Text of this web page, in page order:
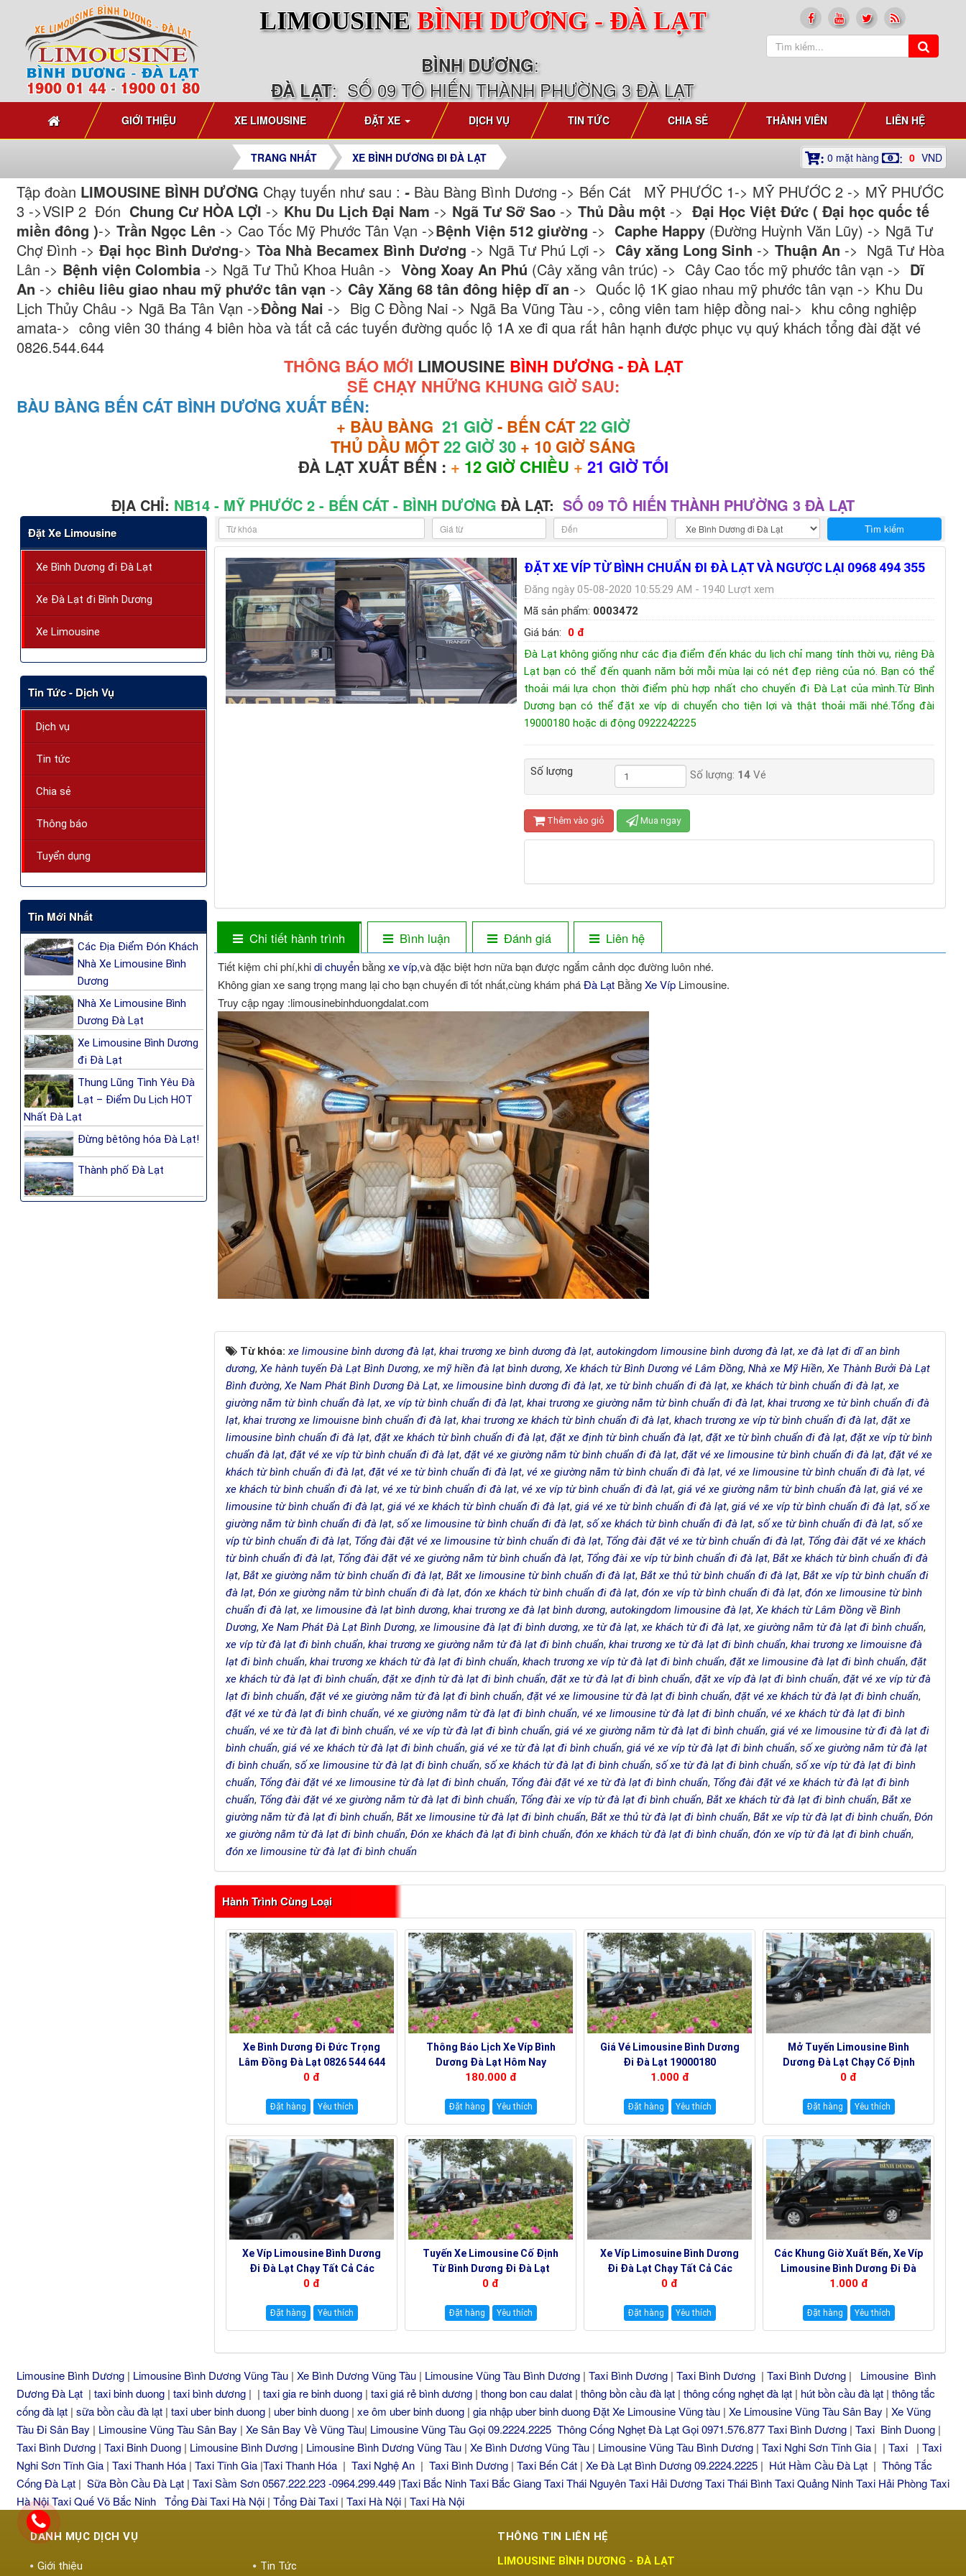
LIMOUSINEBÌNH DƯƠNG - ĐÀ LẠT
BÌNH DƯƠNG:
ĐÀ LẠT: SỐ 09 TÔ HIẾN THÀNH PHƯỜNG 3 ĐÀ LẠT
GIỚI THIỆU XE LIMOUSINE ĐẶT XE DỊCH VỤ TIN TỨC CHIA SẺ THÀNH VIÊN LIÊN HỆ
TRANG NHẤT XE BÌNH DƯƠNG ĐI ĐÀ LẠT : 0 mặt hàng : 0 VND
Tập đoàn LIMOUSINE BÌNH DƯƠNG Chạy tuyến như sau : - Bàu Bàng Bình Dương -> Bến Cát MỸ PHƯỚC 1-> MỸ PHƯỚC 2 -> MỸ PHƯỚC
3 ->VSIP 2 Đón Chung Cư HÒA LỢI -> Khu Du Lịch Đại Nam -> Ngã Tư Sỡ Sao -> Thủ Dầu một -> Đại Học Việt Đức ( Đại học quốc tế
miền đông )-> Trần Ngọc Lên -> Cao Tốc Mỹ Phước Tân Vạn ->Bệnh Viện 512 giường -> Caphe Happy (Đường Huỳnh Văn Lũy) -> Ngã Tư
Chợ Đình -> Đại học Bình Dương-> Tòa Nhà Becamex Bình Dương -> Ngã Tư Phú Lợi -> Cây xăng Long Sinh -> Thuận An -> Ngã Tư Hòa
Lân -> Bệnh viện Colombia -> Ngã Tư Thủ Khoa Huân -> Vòng Xoay An Phú (Cây xăng vân trúc) -> Cây Cao tốc mỹ phước tân vạn -> Dĩ
An -> chiêu liêu giao nhau mỹ phước tân vạn -> Cây Xăng 68 tân đông hiệp dĩ an -> Quốc lộ 1K giao nhau mỹ phước tân vạn -> Khu Du
Lịch Thủy Châu -> Ngã Ba Tân Vạn ->Đồng Nai -> Big C Đồng Nai -> Ngã Ba Vũng Tàu ->, công viên tam hiệp đồng nai-> khu công nghiệp
amata-> công viên 30 tháng 4 biên hòa và tất cả các tuyến đường quốc lộ 1A xe đi qua rất hân hạnh được phục vụ quý khách tổng đài đặt vé
0826.544.644
THÔNG BÁO MỚI LIMOUSINE BÌNH DƯƠNG - ĐÀ LẠT
SẼ CHẠY NHỮNG KHUNG GIỜ SAU:
BÀU BÀNG BẾN CÁT BÌNH DƯƠNG XUẤT BẾN:
+ BÀU BÀNG 21 GIỜ- BẾN CÁT22 GIỜ
THỦ DẦU MỘT22 GIỜ 30 + 10 GIỜ SÁNG
ĐÀ LẠT XUẤT BẾN : + 12 GIỜ CHIỀU + 21 GIỜ TỐI
ĐỊA CHỈ: NB14 - MỸ PHƯỚC 2 - BẾN CÁT - BÌNH DƯƠNG ĐÀ LẠT: SỐ 09 TÔ HIẾN THÀNH PHƯỜNG 3 ĐÀ LẠT
ĐẶT XE VÍP TỪ BÌNH CHUẨN ĐI ĐÀ LẠT VÀ NGƯỢC LẠI 0968 494 355
Đăng ngày 05-08-2020 10:55:29 AM - 1940 Lượt xem
Mã sản phẩm: 0003472
Giá bán:
0 đ
Đà Lạt không giống như các địa điểm đến khác du lịch chỉ mang tính thời vụ, riêng Đà
Lạt bạn có thể đến quanh năm bởi mỗi mùa lại có nét đẹp riêng của nó. Bạn có thể
thoải mái lựa chọn thời điểm phù hợp nhất cho chuyến đi Đà Lạt của mình.Từ Bình
Dương bạn có thể đặt xe víp di chuyển cho tiện lợi và thật thoải mãi nhé.Tổng đài
19000180 hoặc di động 0922242225
Số lượng Số lượng: 14 Vé
Thêm vào giỏ Mua ngay
Chi tiết hành trình Bình luận Đánh giá Liên hệ
Tiết kiệm chi phí,khidi chuyểnbằngxe víp,và đặc biệt hơn nữa bạn được ngắm cảnh dọc đường luôn nhé.
Không gian xe sang trọng mang lại cho bạn chuyến đi tốt nhất,cùng khám pháĐà Lạt BằngXe Víp Limousine.
Truy cập ngay :limousinebinhduongdalat.com
Từ khóa:xe limousine bình dương đà lạt,khai trương xe bình dương đà lạt,autokingdom limousine bình dương đà lạt,xe đà lạt đi dĩ an bình
dương,Xe hành tuyến Đà Lạt Bình Dương,xe mỹ hiền đà lạt bình dương,Xe khách từ Bình Dương vé Lâm Đồng,Nhà xe Mỹ Hiền,Xe Thành Bưởi Đà Lạt
Bình đường,Xe Nam Phát Bình Dương Đà Lạt,xe limousine bình dương đi đà lạt,xe từ bình chuẩn đi đà lạt,xe khách từ bình chuẩn đi đà lạt,xe
giường nằm từ bình chuẩn đà lạt,xe víp từ bình chuẩn đi đà lạt,khai trương xe giường nằm từ bình chuẩn đi đà lạt,khai trương xe từ bình chuẩn đi đà
lạt,khai trương xe limouisne bình chuẩn đi đà lạt,khai trương xe khách từ bình chuẩn đi đà lạt,khach trương xe víp từ bình chuẩn đi đà lạt,đặt xe
limousine bình chuẩn đi đà lạt,đặt xe khách từ bình chuẩn đi đà lạt,đặt xe định từ bình chuẩn đà lạt,đặt xe từ bình chuẩn đi đà lạt,đặt xe víp từ bình
chuẩn đà lạt,đặt vé xe víp từ bình chuẩn đi đà lạt,đặt vé xe giường nằm từ bình chuẩn đi đà lạt,đặt vé xe limousine từ bình chuẩn đi đà lạt,đặt vé xe
khách từ bình chuẩn đi đà lạt,đặt vé xe từ bình chuẩn đi đà lạt, vé xe giường nằm từ bình chuẩn đi đà lạt, vé xe limousine từ bình chuẩn đi đà lạt, vé
xe khách từ bình chuẩn đi đà lạt, vé xe từ bình chuẩn đi đà lạt, vé xe víp từ bình chuẩn đi đà lạt,giá vé xe giường nằm từ bình chuẩn đà lạt,giá vé xe
limousine từ bình chuẩn đi đà lạt,giá vé xe khách từ bình chuẩn đi đà lạt,giá vé xe từ bình chuẩn đi đà lạt,giá vé xe víp từ bình chuẩn đi đà lạt,số xe
giường nằm từ bình chuẩn đi đà lạt,số xe limousine từ bình chuẩn đi đà lạt,số xe khách từ bình chuẩn đi đà lạt,số xe từ bình chuẩn đi đà lạt,số xe
víp từ bình chuẩn đi đà lạt, Tổng đài đặt vé xe limousine từ bình chuẩn đi đà lạt, Tổng đài đặt vé xe từ bình chuẩn đi đà lạt, Tổng đài đặt vé xe khách
từ bình chuẩn đi đà lạt, Tổng đài đặt vé xe giường nằm từ bình chuẩn đà lạt, Tổng đài xe víp từ bình chuẩn đi đà lạt,Bắt xe khách từ bình chuẩn đi đà
lạt,Bắt xe giường nằm từ bình chuẩn đi đà lạt,Bắt xe limousine từ bình chuẩn đi đà lạt,Bắt xe thủ từ bình chuẩn đi đà lạt,Bắt xe víp từ bình chuẩn đi
đà lạt,Đón xe giường nằm từ bình chuẩn đi đà lạt,đón xe khách từ bình chuẩn đi đà lạt,đón xe víp từ bình chuẩn đi đà lạt,đón xe limousine từ bình
chuẩn đi đà lạt,xe limousine đà lạt bình dương,khai trương xe đà lạt bình dương,autokingdom limousine đà lạt,Xe khách từ Lâm Đồng về Bình
Dương,Xe Nam Phát Đà Lạt Bình Dương,xe limousine đà lạt đi bình dương,xe từ đà lạt,xe khách từ đi đà lạt,xe giường nằm từ đà lạt đi bình chuẩn,
xe víp từ đà lạt đi bình chuẩn,khai trương xe giường nằm từ đà lạt đi bình chuẩn,khai trương xe từ đà lạt đi bình chuẩn,khai trương xe limouisne đà
lạt đi bình chuẩn,khai trương xe khách từ đà lạt đi bình chuẩn,khach trương xe víp từ đà lạt đi bình chuẩn,đặt xe limousine đà lạt đi bình chuẩn,đặt
xe khách từ đà lạt đi bình chuẩn,đặt xe định từ đà lạt đi bình chuẩn,đặt xe từ đà lạt đi bình chuẩn,đặt xe víp đà lạt đi bình chuẩn,đặt vé xe víp từ đà
lạt đi bình chuẩn,đặt vé xe giường nằm từ đà lạt đi bình chuẩn,đặt vé xe limousine từ đà lạt đi bình chuẩn,đặt vé xe khách từ đà lạt đi bình chuẩn,
đặt vé xe từ đà lạt đi bình chuẩn, vé xe giường nằm từ đà lạt đi bình chuẩn, vé xe limousine từ đà lạt đi bình chuẩn, vé xe khách từ đà lạt đi bình
chuẩn, vé xe từ đà lạt đi bình chuẩn, vé xe víp từ đà lạt đi bình chuẩn,giá vé xe giường nằm từ đà lạt đi bình chuẩn,giá vé xe limousine từ đi đà lạt đi
bình chuẩn,giá vé xe khách từ đà lạt đi bình chuẩn,giá vé xe từ đà lạt đi bình chuẩn,giá vé xe víp từ đà lạt đi bình chuẩn,số xe giường nằm từ đà lạt
đi bình chuẩn,số xe limousine từ đà lạt đi bình chuẩn,số xe khách từ đà lạt đi bình chuẩn,số xe từ đà lạt đi bình chuẩn,số xe víp từ đà lạt đi bình
chuẩn, Tổng đài đặt vé xe limousine từ đà lạt đi bình chuẩn, Tổng đài đặt vé xe từ đà lạt đi bình chuẩn, Tổng đài đặt vé xe khách từ đà lạt đi bình
chuẩn, Tổng đài đặt vé xe giường nằm từ đà lạt đi bình chuẩn, Tổng đài xe víp từ đà lạt đi bình chuẩn,Bắt xe khách từ đà lạt đi bình chuẩn,Bắt xe
giường nằm từ đà lạt đi bình chuẩn,Bắt xe limousine từ đà lạt đi bình chuẩn,Bắt xe thủ từ đà lạt đi bình chuẩn,Bắt xe víp từ đà lạt đi bình chuẩn,Đón
xe giường nằm từ đà lạt đi bình chuẩn,Đón xe khách đà lạt đi bình chuẩn,đón xe khách từ đà lạt đi bình chuẩn,đón xe víp từ đà lạt đi bình chuẩn,
đón xe limousine từ đà lạt đi bình chuẩn
Hành Trình Cùng Loại
Xe Bình Dương Đi Đức Trọng
Lâm Đồng Đà Lạt 0826 544 644
0 đ
Đặt hàng Yêu thích
Thông Báo Lịch Xe Víp Bình
Dương Đà Lạt Hôm Nay
19000144
180.000 đ
Đặt hàng Yêu thích
Giá Vé Limousine Bình Dương
Đi Đà Lạt 19000180
1.000 đ
Đặt hàng Yêu thích
Mở Tuyến Limousine Bình
Dương Đà Lạt Chạy Cố Định
19000180
0 đ
Đặt hàng Yêu thích
Xe Víp Limousine Bình Dương
Đi Đà Lạt Chạy Tất Cả Các
Ngày Trong Tuần 0922242225
0 đ
Đặt hàng Yêu thích
Tuyến Xe Limousine Cố Định
Từ Bình Dương Đi Đà Lạt
0922248222
0 đ
Đặt hàng Yêu thích
Xe Víp Limosuine Bình Dương
Đi Đà Lạt Chạy Tất Cả Các
Ngày 19000144
0 đ
Đặt hàng Yêu thích
Các Khung Giờ Xuất Bến, Xe Víp
Limousine Bình Dương Đi Đà
Lạt 19000180
1.000 đ
Đặt hàng Yêu thích
Đặt Xe Limousine
Xe Bình Dương đi Đà Lạt
Xe Đà Lạt đi Bình Dương
Xe Limousine
Tin Tức - Dịch Vụ
Dịch vụ
Tin tức
Chia sẻ
Thông báo
Tuyển dụng
Tin Mới Nhất
Các Địa Điểm Đón Khách
Nhà Xe Limousine Bình
Dương
Nhà Xe Limousine Bình
Dương Đà Lạt
Xe Limousine Bình Dương
đi Đà Lạt
Thung Lũng Tình Yêu Đà
Lạt – Điểm Du Lịch HOT
Nhất Đà Lạt
Đừng bêtông hóa Đà Lạt!
Thành phố Đà Lạt
Limousine Bình Dương | Limousine Bình Dương Vũng Tàu | Xe Bình Dương Vũng Tàu | Limousine Vũng Tàu Bình Dương | Taxi Bình Dương | Taxi Bình Dương | Taxi Bình Dương | Limousine Bình
Dương Đà Lạt | taxi binh duong | taxi bình dương | | taxi gia re binh duong | taxi giá rẻ bình dương | thong bon cau dalat | thông bồn cầu đà lạt | thông cống nghẹt đà lạt | hút bồn cầu đà lạt | thông tắc
cống đà lạt | sữa bồn cầu đà lạt | taxi uber binh duong | uber binh duong | xe ôm uber binh duong | gia nhập uber binh duongĐặt Xe Limousine Vũng tàu | Xe Limousine Vũng Tàu Sân Bay | Xe Vũng
Tàu Đi Sân Bay | Limousine Vũng Tàu Sân Bay | Xe Sân Bay Về Vũng Tàu| Limousine Vũng Tàu Gọi 09.2224.2225 Thông Cống Nghẹt Đà Lạt Gọi 0971.576.877Taxi Bình Dương | Taxi Binh Duong |
Taxi Bình Dương | Taxi Binh Duong | Limousine Bình Dương | Limousine Bình Dương Vũng Tàu | Xe Bình Dương Vũng Tàu | Limousine Vũng Tàu Bình Dương | Taxi Nghi Sơn Tĩnh Gia | | Taxi | Taxi
Nghi Sơn Tĩnh Gia | Taxi Thanh Hóa | Taxi Tĩnh Gia |Taxi Thanh Hóa | Taxi Nghệ An | Taxi Bình Dương | Taxi Bến Cát | Xe Đà Lạt Bình Dương 09.2224.2225 | Hút Hầm Cầu Đà Lạt | Thông Tắc
Cống Đà Lạt | Sữa Bồn Cầu Đà Lạt | Taxi Sầm Sơn 0567.222.223 -0964.299.449 |Taxi Bắc NinhTaxi Bắc GiangTaxi Thái NguyênTaxi Hải DươngTaxi Thái BìnhTaxi Quảng NinhTaxi Hải PhòngTaxi
Hà NộiTaxi Quế Võ Bắc Ninh Tổng Đài Taxi Hà Nội | Tổng Đài Taxi | Taxi Hà Nội | Taxi Hà Nội
DANH MỤC DỊCH VỤ
Giới thiệu Tin Tức
THÔNG TIN LIÊN HỆ
LIMOUSINE BÌNH DƯƠNG - ĐÀ LẠT